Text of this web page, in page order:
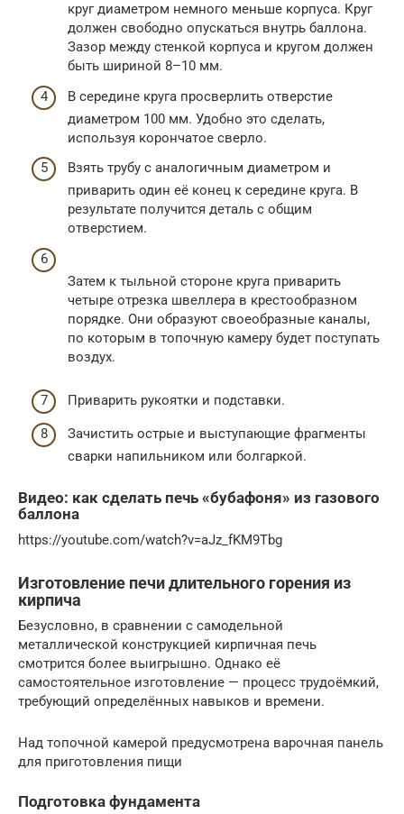
круг диаметром немного меньше корпуса. Круг
должен свободно опускаться внутрь баллона.
Зазор между стенкой корпуса и кругом должен
быть шириной 8–10 мм.
В середине круга просверлить отверстие
диаметром 100 мм. Удобно это сделать,
используя корончатое сверло.
Взять трубу с аналогичным диаметром и
приварить один её конец к середине круга. В
результате получится деталь с общим
отверстием.
Затем к тыльной стороне круга приварить
четыре отрезка швеллера в крестообразном
порядке. Они образуют своеобразные каналы,
по которым в топочную камеру будет поступать
воздух.
Приварить рукоятки и подставки.
Зачистить острые и выступающие фрагменты
сварки напильником или болгаркой.
Видео: как сделать печь «бубафоня» из газового
баллона
https://youtube.com/watch?v=aJz_fKM9Tbg
Изготовление печи длительного горения из
кирпича
Безусловно, в сравнении с самодельной
металлической конструкцией кирпичная печь
смотрится более выигрышно. Однако её
самостоятельное изготовление — процесс трудоёмкий,
требующий определённых навыков и времени.
Над топочной камерой предусмотрена варочная панель
для приготовления пищи
Подготовка фундамента